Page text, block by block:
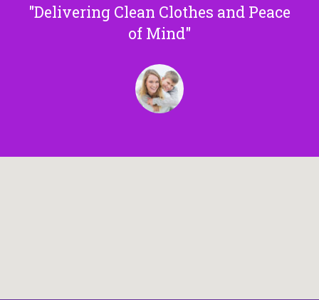
Delivering Clean Clothes and Peace
of Mind